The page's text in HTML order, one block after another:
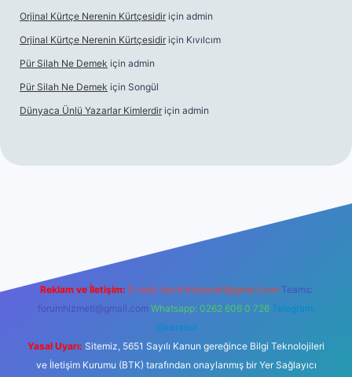
Orjinal Kürtçe Nerenin Kürtçesidir için admin
Orjinal Kürtçe Nerenin Kürtçesidir için Kıvılcım
Pür Silah Ne Demek için admin
Pür Silah Ne Demek için Songül
Dünyaca Ünlü Yazarlar Kimlerdir için admin
Reklam ve İletişim: E-mail: backlinkpaneli@gmail.com Teams:
forumhizmeti@gmail.com Whatsapp: 0262 606 0 726 Telegram:
@karabul
Yasal Uyarı: Sitemiz, 5651 Sayılı Kanun gereğince Bilgi Teknolojileri
ve İletişim Kurumu (BTK) tarafından onaylanmış bir Yer Sağlayıcı